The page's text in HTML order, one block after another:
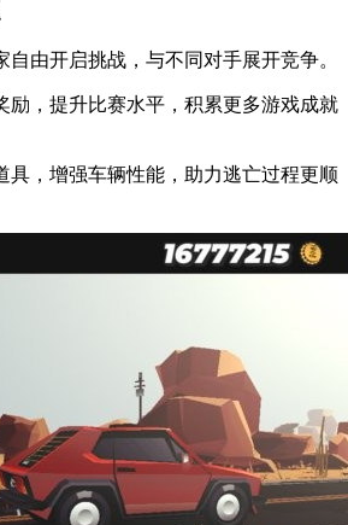
自由开启挑战，与不同对手展开竞争。
励，提升比赛水平，积累更多游戏成就
具，增强车辆性能，助力逃亡过程更顺